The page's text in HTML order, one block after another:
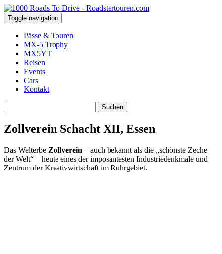
Toggle navigation
Pässe & Touren
MX-5 Trophy
MX5YT
Reisen
Events
Cars
Kontakt
nach:
Zollverein Schacht XII, Essen
Das Welterbe Zollverein – auch bekannt als die „schönste Zeche
der Welt“ – heute eines der imposantesten Industriedenkmale und
Zentrum der Kreativwirtschaft im Ruhrgebiet.